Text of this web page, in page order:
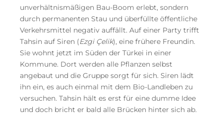
unverhältnismäßigen Bau-Boom erlebt, sondern
durch permanenten Stau und überfüllte öffentliche
Verkehrsmittel negativ auffällt. Auf einer Party trifft
Tahsin auf Siren (Ezgi Çelik), eine frühere Freundin.
Sie wohnt jetzt im Süden der Türkei in einer
Kommune. Dort werden alle Pflanzen selbst
angebaut und die Gruppe sorgt für sich. Siren lädt
ihn ein, es auch einmal mit dem Bio-Landleben zu
versuchen. Tahsin hält es erst für eine dumme Idee
und doch bricht er bald alle Brücken hinter sich ab.